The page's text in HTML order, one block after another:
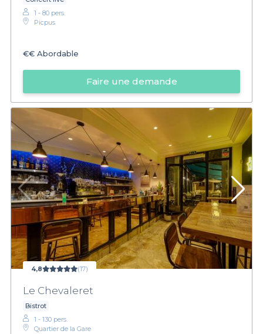
1 - 80 pers.
Picpus
€€ Abordable
Faire une demande
4,8 (17)
Le Chevaleret
Bistrot
1 - 130 pers.
Quartier de la Gare